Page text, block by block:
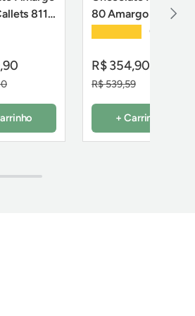
811 -
80 Amargo 80% -
2,5Kg - Callebaut
(5)
R$ 354,90
R$ 539,59
+ Carrinho